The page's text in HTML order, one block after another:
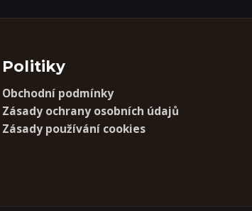
Politiky
Obchodní podmínky
Zásady ochrany osobních údajů
Zásady používání cookies